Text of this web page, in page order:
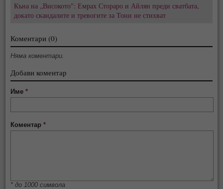
Къна на „Високото": Емрах Стораро и Айлян преди сватбата,
докато скандалите и тревогите за Тони не стихват
Коментари (0)
Няма коментари.
Добави коментар
Име*
Коментар*
* до 1000 символа